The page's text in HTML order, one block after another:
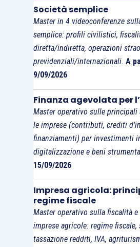
Società semplice
Master in 4 videoconferenze
semplice: profili civilistici,
diretta/indiretta, operazioni
previdenziali/internazionali. A
9/09/2026
Finanza agevolata per
Master operativo sulle principali
le imprese (contributi, crediti
finanziamenti) per investimenti
digitalizzazione e beni
15/09/2026
Impresa agricola:
regime fiscale
Master operativo sulla fiscalità
imprese agricole: regime fiscale,
tassazione redditi, IVA,